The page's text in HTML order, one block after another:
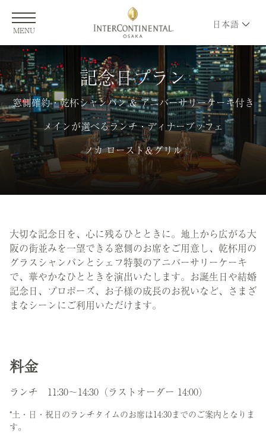
MENU
日本語
記念日プラン
窓側確約・乾杯シャンパン & アニバーサリーケーキ付き
メインが選べるランチ・ディナーブッフェ
ノカ ロースト＆グリル
大切な記念日を、心に残るひとときに。地上から広がる大
阪の街並みを一望できる窓側のお席をご用意し、乾杯用の
グラスシャンパンとシェフ特製のアニバーサリーケーキ
で、華やかなひとときを演出いたします。お誕生日や結婚
記念日、プロポーズ、お子様の成長のお祝いなど、さまざ
まなシーンにご利用いただけます。
料金
ランチ 11:30～14:30（ラストオーダー 14:00）
*土・日・祝日のランチタイムのお席は14:30までのご案内となりま
す。